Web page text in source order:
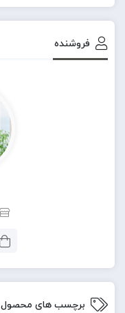
فروشنده
برچسب های محصول